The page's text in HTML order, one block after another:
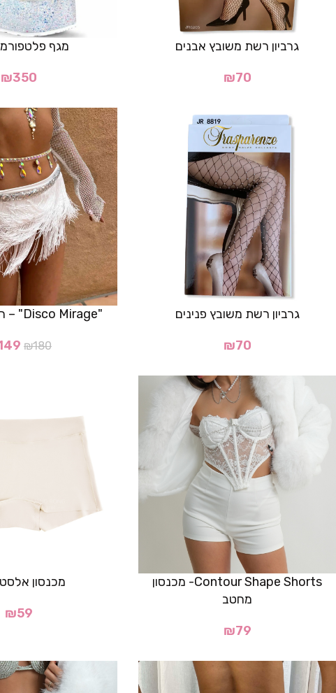
גרביון רשת משובץ אבנים
₪70
מגף
₪350
גרביון רשת משובץ פנינים
₪70
"Disco Mirage" – חצאית פרנזים
₪180
Contour Shape Shorts- מכנסון
מחטב
₪79
מכנסון
₪59